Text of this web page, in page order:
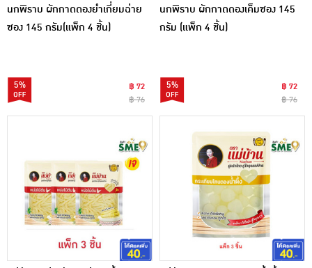
นกพิราบ ผักกาดดองยำเกี่ยมฉ่าย
ซอง 145 กรัม(แพ็ก 4 ชิ้น)
5%
฿ 72
฿ 76
นกพิราบ ผักกาดดองเค็มซอง 145
กรัม (แพ็ก 4 ชิ้น)
5%
฿ 72
฿ 76